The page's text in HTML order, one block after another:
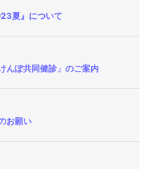
夏』について
んぽ共同健診」のご案内
お願い